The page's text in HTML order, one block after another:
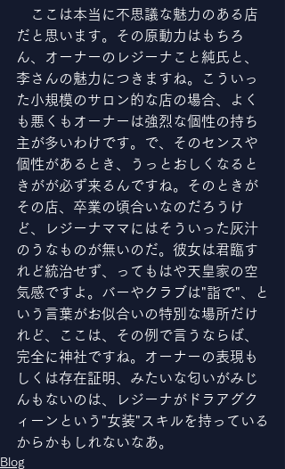
ここは本当に不思議な魅力のある店
だと思います。その原動力はもちろ
ん、オーナーのレジーナこと純氏と、
李さんの魅力につきますね。こういっ
た小規模のサロン的な店の場合、よく
も悪くもオーナーは強烈な個性の持ち
主が多いわけです。で、そのセンスや
個性があるとき、うっとおしくなると
きがが必ず来るんですね。そのときが
その店、卒業の頃合いなのだろうけ
ど、レジーナママにはそういった灰汁
のうなものが無いのだ。彼女は君臨す
れど統治せず、ってもはや天皇家の空
気感ですよ。バーやクラブは"詣で"、と
いう言葉がお似合いの特別な場所だけ
れど、ここは、その例で言うならば、
完全に神社ですね。オーナーの表現も
しくは存在証明、みたいな匂いがみじ
んもないのは、レジーナがドラアグク
ィーンという"女装"スキルを持っている
からかもしれないなあ。
Blog